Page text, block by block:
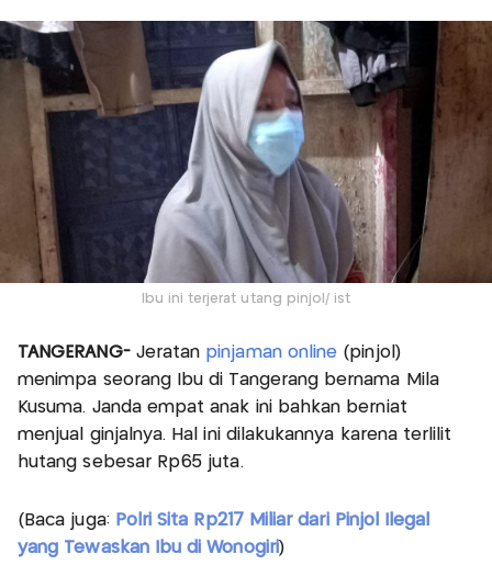
Ibu ini terjerat utang pinjol/ ist
TANGERANG-Jeratan pinjaman online (pinjol)
menimpa seorang Ibu di Tangerang bernama Mila
Kusuma. Janda empat anak ini bahkan berniat
menjual ginjalnya. Hal ini dilakukannya karena terlilit
hutang sebesar Rp65 juta.
(Baca juga:
Polri Sita Rp217 Miliar dari Pinjol Ilegal
yang Tewaskan Ibu di Wonogiri)